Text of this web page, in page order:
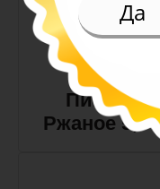
Пиво
Ржаное
Да